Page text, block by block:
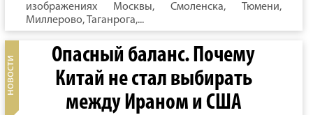
изображениях Москвы, Смоленска, Тюмени,
Миллерово, Таганрога,...
Опасный баланс. Почему
Китай не стал выбирать
между Ираном и США